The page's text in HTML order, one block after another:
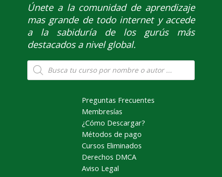
Únetea la comunidad de aprendizaje
mas grande de todo internet y accede
a la sabiduría de los gurús más
destacados a nivel global.
Búsqueda
de
productos
Preguntas Frecuentes
Membresías
¿Cómo Descargar?
Métodos de pago
Cursos Eliminados
Derechos DMCA
Aviso Legal